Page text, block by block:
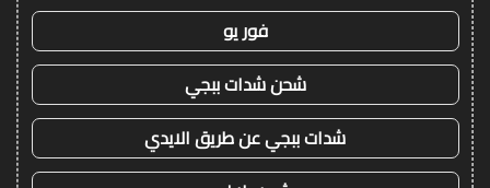
فور يو
شحن شدات ببجي
شدات ببجي عن طريق الايدي